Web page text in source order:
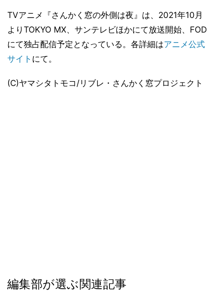
TVアニメ『さんかく窓の外側は夜』は、2021年10月
よりTOKYO MX、サンテレビほかにて放送開始、FOD
にて独占配信予定となっている。各詳細はアニメ公式
サイト にて。
(C)ヤマシタトモコ/リブレ・さんかく窓プロジェクト
編集部が選ぶ関連記事